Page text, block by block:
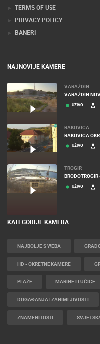
TERMS OF USE
PRIVACY POLICY
BANERI
NAJNOVIJE KAMERE
VARAŽDIN
VARAŽDIN
UŽIVO
RAKOVICA
RAKOVICA
UŽIVO
TROGIR
UŽIVO
KATEGORIJE KAMERA
NAJBOLJE S WEBA
HD - OKRETNE KAMERE
PLAŽE MARINE I LUČICE
DOGAĐANJA I ZANIMLJIVOSTI
ZNAMENITOSTI